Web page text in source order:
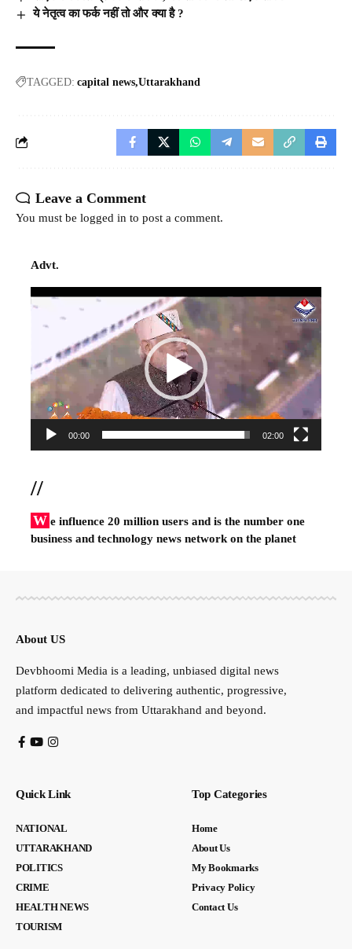
ये नेतृत्व का फर्क नहीं तो और क्या है ?
TAGGED: capital news Uttarakhand
Leave a Comment
You must be logged in to post a comment.
Advt.
Video
00:00 02:00
//
W e influence 20 million users and is the number one
business and technology news network on the planet
About US
Devbhoomi Media is a leading, unbiased digital news
platform dedicated to delivering authentic, progressive,
and impactful news from Uttarakhand and beyond.
Quick Link
NATIONAL
UTTARAKHAND
POLITICS
CRIME
HEALTH NEWS
TOURISM
Top Categories
Home
About Us
My Bookmarks
Privacy Policy
Contact Us